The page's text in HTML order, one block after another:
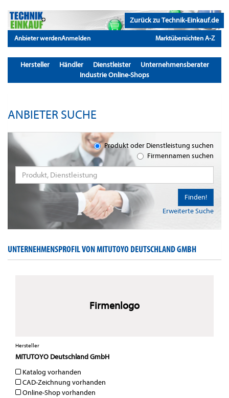
Zurück zu Technik-Einkauf.de
Anbieter werdenAnmelden Marktübersichten A-Z
Hersteller Händler Dienstleister
Unternehmensberater
Industrie Online-Shops
ANBIETER SUCHE
Produkt oder Dienstleistung suchen
Firmennamen suchen
Erweiterte Suche
Finden!
UNTERNEHMENSPROFIL VON MITUTOYO DEUTSCHLAND GMBH
Firmenlogo
Hersteller
MITUTOYO Deutschland GmbH
Katalog vorhanden
CAD-Zeichnung vorhanden
Online-Shop vorhanden